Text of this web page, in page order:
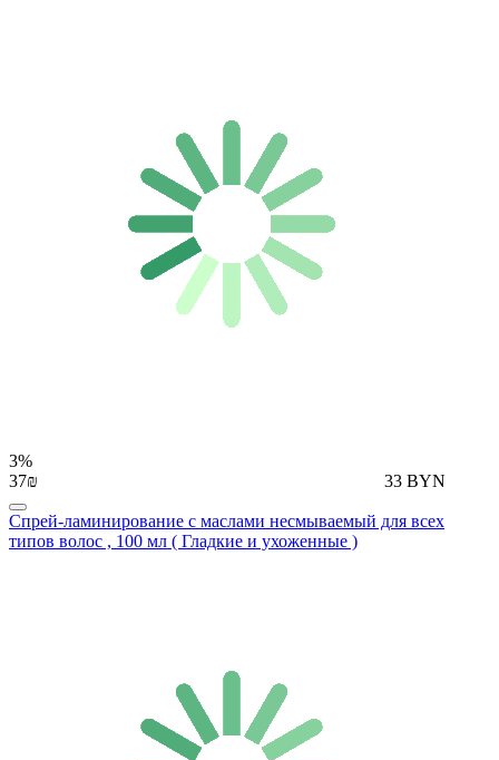
3%
37₪
33 BYN
Спрей-ламинирование с маслами несмываемый для всех
типов волос , 100 мл ( Гладкие и ухоженные )